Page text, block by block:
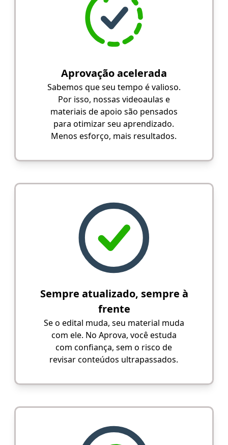
Aprovação acelerada
Sabemos que seu tempo é valioso.
Por isso, nossas videoaulas e
materiais de apoio são pensados
para otimizar seu aprendizado.
Menos esforço, mais resultados.
Sempre atualizado, sempre à
frente
Se o edital muda, seu material muda
com ele. No Aprova, você estuda
com confiança, sem o risco de
revisar conteúdos ultrapassados.